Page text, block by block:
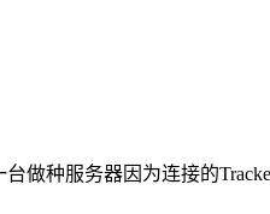
台做种服务器因为连接的